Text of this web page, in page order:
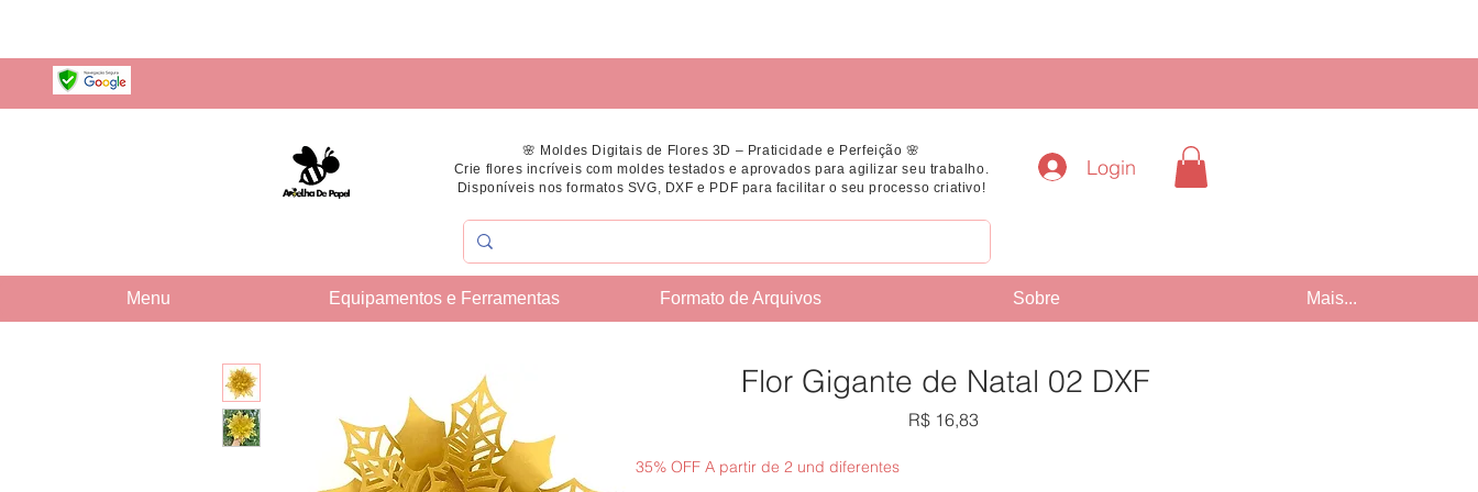
🌸 Moldes Digitais de Flores 3D – Praticidade e Perfeição 🌸
Crie flores incríveis com moldes testados e aprovados para agilizar seu trabalho.
Disponíveis nos formatos SVG, DXF e PDF para facilitar o seu processo criativo!
Login
Menu Equipamentos e Ferramentas Formato de Arquivos Sobre Mais...
Flor Gigante de Natal 02 DXF
R$ 16,83Preço
35% OFF A partir de 2 und diferentes